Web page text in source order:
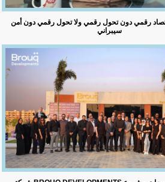
رقمي دون تحول رقمي ولا تحول رقمي دون أمن
سيبراني